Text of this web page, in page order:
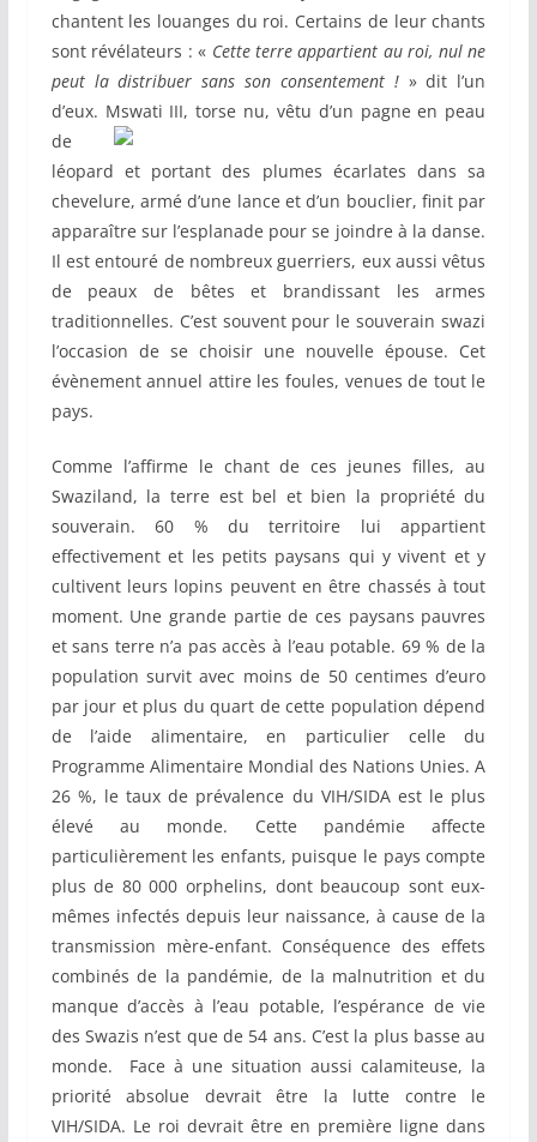
chantent les louanges du roi. Certains de leur chants
sont révélateurs : « Cette terre appartient au roi, nul ne
peut la distribuer sans son consentement !» dit l’un
d’eux. Mswati III, torse nu, vêtu d’un pagne en peau
de
léopard et portant des plumes écarlates dans sa
chevelure, armé d’une lance et d’un bouclier, finit par
apparaître sur l’esplanade pour se joindre à la danse.
Il est entouré de nombreux guerriers, eux aussi vêtus
de peaux de bêtes et brandissant les armes
traditionnelles. C’est souvent pour le souverain swazi
l’occasion de se choisir une nouvelle épouse. Cet
évènement annuel attire les foules, venues de tout le
pays.
Comme l’affirme le chant de ces jeunes filles, au
Swaziland, la terre est bel et bien la propriété du
souverain. 60 % du territoire lui appartient
effectivement et les petits paysans qui y vivent et y
cultivent leurs lopins peuvent en être chassés à tout
moment. Une grande partie de ces paysans pauvres
et sans terre n’a pas accès à l’eau potable. 69 % de la
population survit avec moins de 50 centimes d’euro
par jour et plus du quart de cette population dépend
de l’aide alimentaire, en particulier celle du
Programme Alimentaire Mondial des Nations Unies. A
26 %, le taux de prévalence du VIH/SIDA est le plus
élevé au monde. Cette pandémie affecte
particulièrement les enfants, puisque le pays compte
plus de 80 000 orphelins, dont beaucoup sont eux-
mêmes infectés depuis leur naissance, à cause de la
transmission mère-enfant. Conséquence des effets
combinés de la pandémie, de la malnutrition et du
manque d’accès à l’eau potable, l’espérance de vie
des Swazis n’est que de 54 ans. C’est la plus basse au
monde. Face à une situation aussi calamiteuse, la
priorité absolue devrait être la lutte contre le
VIH/SIDA. Le roi devrait être en première ligne dans